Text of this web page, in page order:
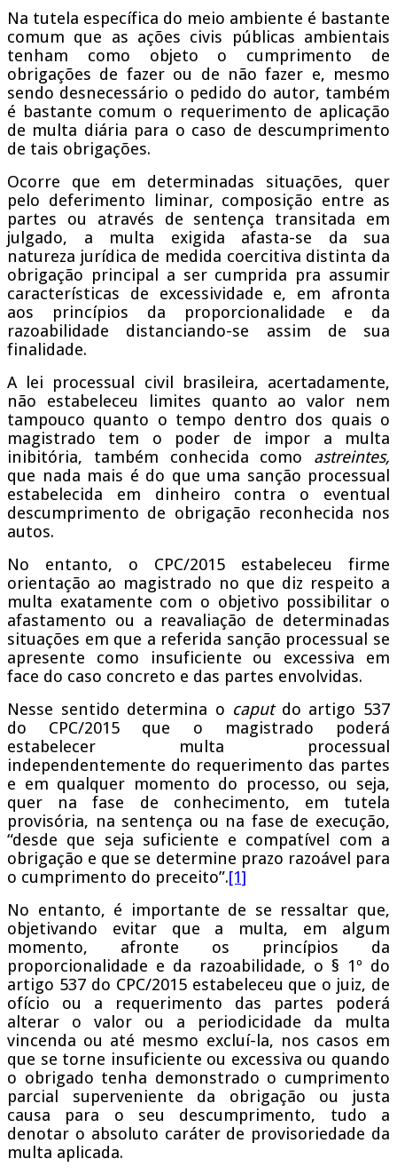
Na tutela específica do meio ambiente é bastante
comum que as ações civis públicas ambientais
tenham como objeto o cumprimento de
obrigações de fazer ou de não fazer e, mesmo
sendo desnecessário o pedido do autor, também
é bastante comum o requerimento de aplicação
de multa diária para o caso de descumprimento
de tais obrigações.
Ocorre que em determinadas situações, quer
pelo deferimento liminar, composição entre as
partes ou através de sentença transitada em
julgado, a multa exigida afasta-se da sua
natureza jurídica de medida coercitiva distinta da
obrigação principal a ser cumprida pra assumir
características de excessividade e, em afronta
aos princípios da proporcionalidade e da
razoabilidade distanciando-se assim de sua
finalidade.
A lei processual civil brasileira, acertadamente,
não estabeleceu limites quanto ao valor nem
tampouco quanto o tempo dentro dos quais o
magistrado tem o poder de impor a multa
inibitória, também conhecida como astreintes,
que nada mais é do que uma sanção processual
estabelecida em dinheiro contra o eventual
descumprimento de obrigação reconhecida nos
autos.
No entanto, o CPC/2015 estabeleceu firme
orientação ao magistrado no que diz respeito a
multa exatamente com o objetivo possibilitar o
afastamento ou a reavaliação de determinadas
situações em que a referida sanção processual se
apresente como insuficiente ou excessiva em
face do caso concreto e das partes envolvidas.
Nesse sentido determina o caputdo artigo 537
do CPC/2015 que o magistrado poderá
estabelecer multa processual
independentemente do requerimento das partes
e em qualquer momento do processo, ou seja,
quer na fase de conhecimento, em tutela
provisória, na sentença ou na fase de execução,
“desde que seja suficiente e compatível com a
obrigação e que se determine prazo razoável para
o cumprimento do preceito”.[1]
No entanto, é importante de se ressaltar que,
objetivando evitar que a multa, em algum
momento, afronte os princípios da
proporcionalidade e da razoabilidade, o § 1º do
artigo 537 do CPC/2015 estabeleceu que o juiz, de
ofício ou a requerimento das partes poderá
alterar o valor ou a periodicidade da multa
vincenda ou até mesmo excluí-la, nos casos em
que se torne insuficiente ou excessiva ou quando
o obrigado tenha demonstrado o cumprimento
parcial superveniente da obrigação ou justa
causa para o seu descumprimento, tudo a
denotar o absoluto caráter de provisoriedade da
multa aplicada.